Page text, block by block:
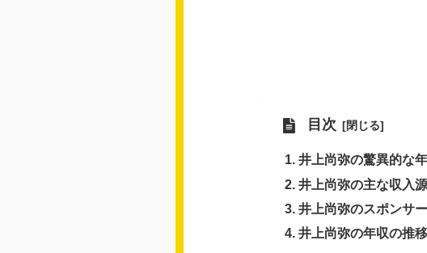
目次
井上尚弥の驚異的な
井上尚弥の主な収入源
井上尚弥のスポンサ
井上尚弥の年収の推移